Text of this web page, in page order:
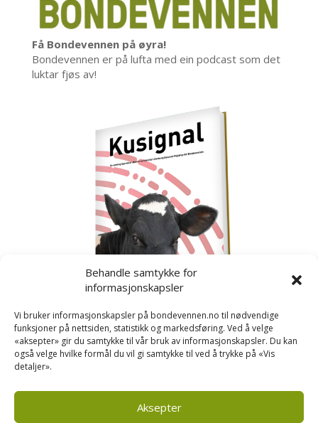
Behandle samtykke for
informasjonskapsler
Vi bruker informasjonskapsler på bondevennen.no til nødvendige
funksjoner på nettsiden, statistikk og markedsføring. Ved å velge
«aksepter» gir du samtykke til vår bruk av informasjonskapsler. Du kan
også velge hvilke formål du vil gi samtykke til ved å trykke på «Vis
detaljer».
Aksepter
Få Bondevennen på øyra!
Bondevennen er på lufta med ein podcast som det
luktar fjøs av!
Kusignal